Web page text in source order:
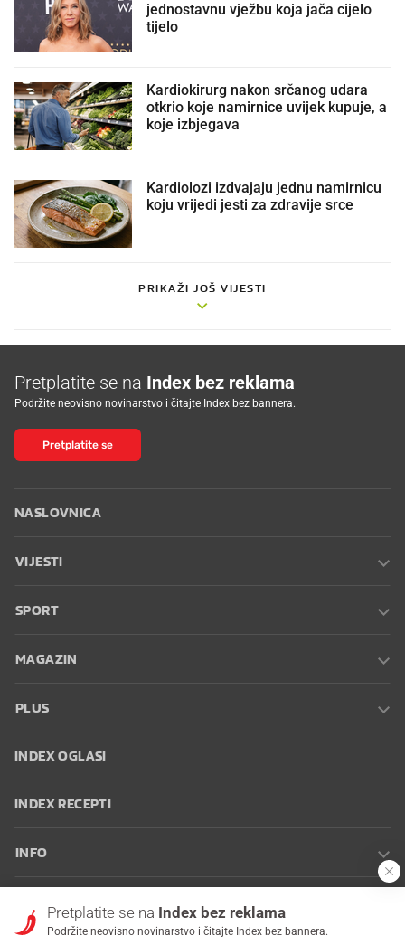
jednostavnu vježbu koja jača cijelo
tijelo
Kardiokirurg nakon srčanog udara
otkrio koje namirnice uvijek kupuje, a
koje izbjegava
Kardiolozi izdvajaju jednu namirnicu
koju vrijedi jesti za zdravije srce
PRIKAŽI JOŠ VIJESTI
Pretplatite se na Index bez reklama
Podržite neovisno novinarstvo i čitajte Index bez bannera.
Pretplatite se
NASLOVNICA
VIJESTI
SPORT
MAGAZIN
PLUS
INDEX OGLASI
INDEX RECEPTI
INFO
korištenja
Postavke kolačića
Pretplatite se na Index bez reklama
Podržite neovisno novinarstvo i čitajte Index bez bannera.